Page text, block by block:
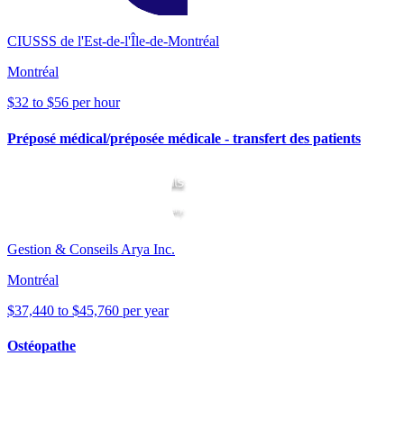
CIUSSS de l'Est-de-l'Île-de-Montréal
Montréal
$32 to $56 per hour
Préposé médical/préposée médicale - transfert des patients
Gestion & Conseils Arya Inc.
Montréal
$37,440 to $45,760 per year
Ostéopathe